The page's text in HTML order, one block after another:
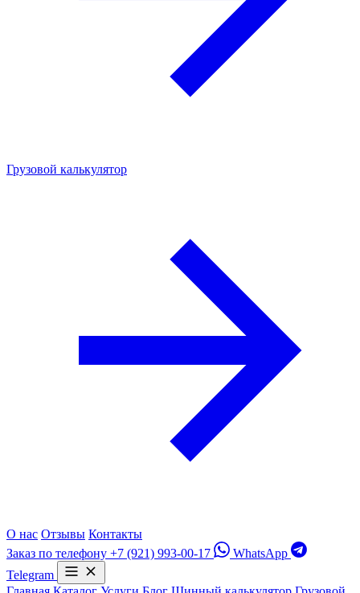
Грузовой калькулятор
О нас Отзывы Контакты
Заказ по телефону +7 (921) 993-00-17
WhatsApp
Telegram